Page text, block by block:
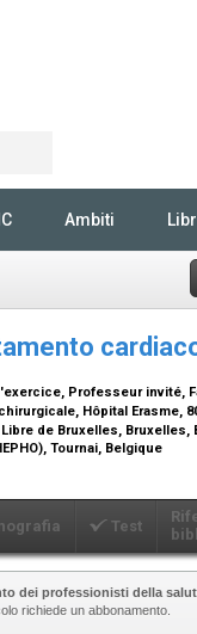
Ambiti
Professeur invité,
Hôpital Erasme,
de Bruxelles, Bruxelles,
Tournai, Belgique
Test
dei professionisti della
richiede un abbonamento.